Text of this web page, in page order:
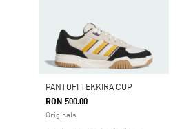
PANTOFI TEKKIRA CUP
RON 500.00
Originals